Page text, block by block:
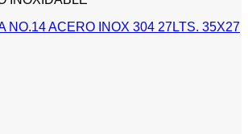
NO.14 ACERO INOX 304 27LTS. 35X27